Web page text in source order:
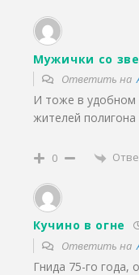
Мужички со
Ответить на
И тоже в удобном
жителей
0
Кучино в огне
Ответить на
Гнида 75-го года,